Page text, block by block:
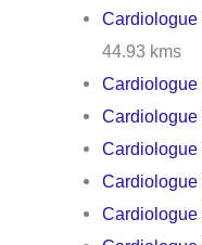
Cardiologue
44.93 kms
Cardiologue
Cardiologue
Cardiologue
Cardiologue
Cardiologue